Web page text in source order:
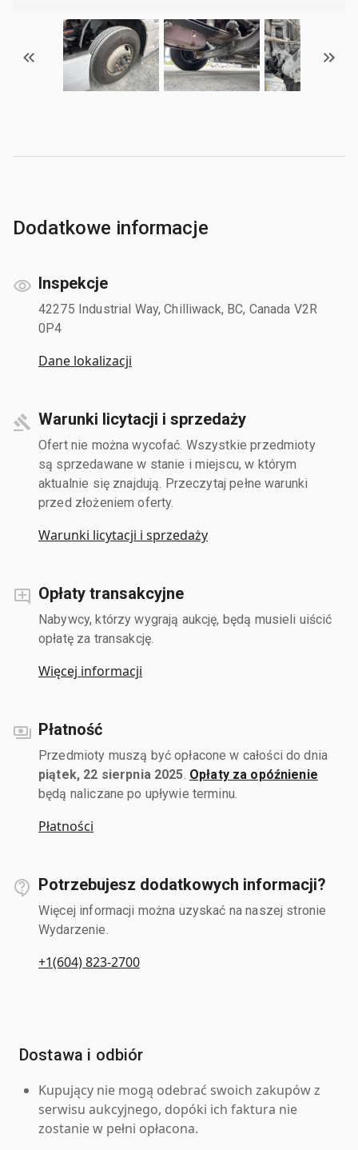
Dodatkowe informacje
Inspekcje
42275 Industrial Way, Chilliwack, BC, Canada V2R
0P4
Dane lokalizacji
Warunki licytacji i sprzedaży
Ofert nie można wycofać. Wszystkie przedmioty
są sprzedawane w stanie i miejscu, w którym
aktualnie się znajdują. Przeczytaj pełne warunki
przed złożeniem oferty.
Warunki licytacji i sprzedaży
Opłaty transakcyjne
Nabywcy, którzy wygrają aukcję, będą musieli uiścić
opłatę za transakcję.
Więcej informacji
Płatność
Przedmioty muszą być opłacone w całości do dnia
piątek, 22 sierpnia 2025 Opłaty za opóźnienie
będą naliczane po upływie terminu.
Płatności
Potrzebujesz dodatkowych informacji?
Więcej informacji można uzyskać na naszej stronie
Wydarzenie.
+1(604) 823-2700
Dostawa i odbiór
Kupujący nie mogą odebrać swoich zakupów z
serwisu aukcyjnego, dopóki ich faktura nie
zostanie w pełni opłacona.